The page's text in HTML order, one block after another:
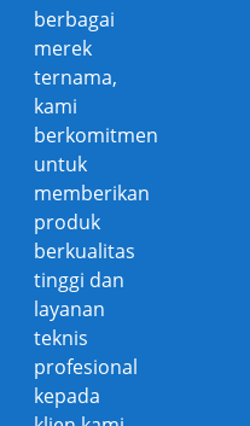
berbagai
merek
ternama,
kami
berkomitmen
untuk
memberikan
produk
berkualitas
tinggi dan
layanan
teknis
profesional
kepada